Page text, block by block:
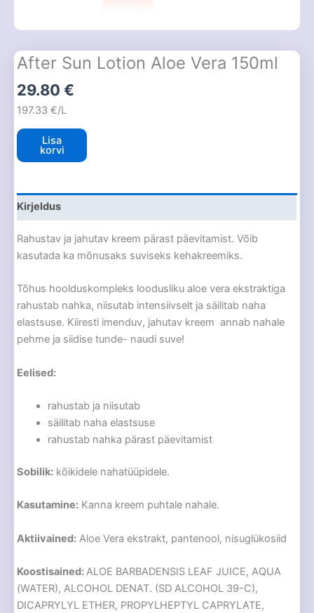
After Sun Lotion Aloe Vera 150ml
29.80€
197.33 €/L
Lisa
korvi
Kirjeldus
Rahustav ja jahutav kreem pärast päevitamist. Võib
kasutada ka mõnusaks suviseks kehakreemiks.
Tõhus hoolduskompleks loodusliku aloe vera ekstraktiga
rahustab nahka, niisutab intensiivselt ja säilitab naha
elastsuse. Kiiresti imenduv, jahutav kreem annab nahale
pehme ja siidise tunde- naudi suve!
Eelised:
rahustab ja niisutab
säilitab naha elastsuse
rahustab nahka pärast päevitamist
Sobilik: kõikidele nahatüüpidele.
Kasutamine: Kanna kreem puhtale nahale.
Aktiivained: Aloe Vera ekstrakt, pantenool, nisuglükosiid
Koostisained:ALOE BARBADENSIS LEAF JUICE, AQUA
(WATER), ALCOHOL DENAT. (SD ALCOHOL 39-C),
DICAPRYLYL ETHER, PROPYLHEPTYL CAPRYLATE,